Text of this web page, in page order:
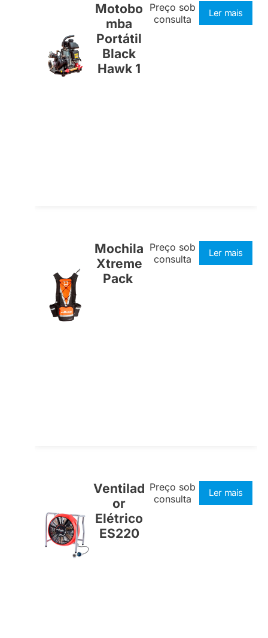
Motobo
mba
Portátil
Black
Hawk 1
Preço sob
consulta
Ler mais
Mochila
Xtreme
Pack
Preço sob
consulta
Ler mais
Ventilad
or
Elétrico
ES220
Preço sob
consulta
Ler mais